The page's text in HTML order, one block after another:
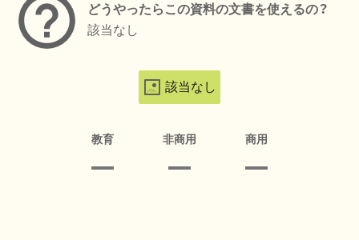
どうやったらこの資料の文書を使えるの？
該当なし
該当なし
教育 非商用 商用